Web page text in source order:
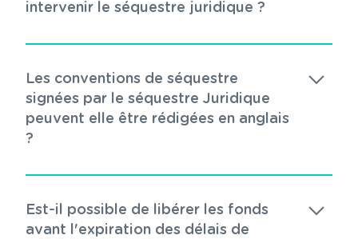
intervenir le séquestre juridique ?
Les conventions de séquestre
signées par le séquestre Juridique
peuvent elle être rédigées en anglais
?
Est-il possible de libérer les fonds
avant l'expiration des délais de